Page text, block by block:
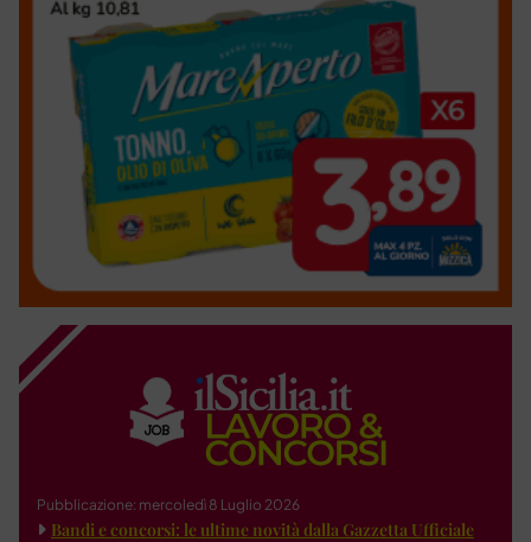
Pubblicazione: mercoledì 8 Luglio 2026
Bandi e concorsi: le ultime novità dalla Gazzetta Ufficiale